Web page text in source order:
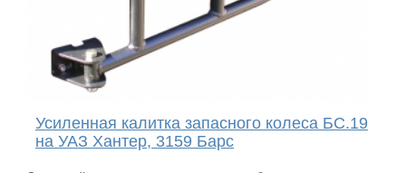
Усиленная калитка запасного колеса БС.19
на УАЗ Хантер, 3159 Барс